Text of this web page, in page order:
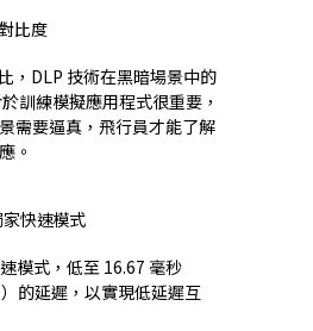
比度
，DLP 技術在黑暗場景中的
訓練模擬應用程式很重要，
需要逼真，飛行員才能了解
。
快速模式
模式，低至 16.67 毫秒
）的延遲，以實現低延遲互